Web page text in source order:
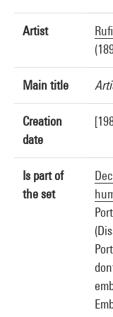
Artist
Main title
Creation
date
Is part of
the set